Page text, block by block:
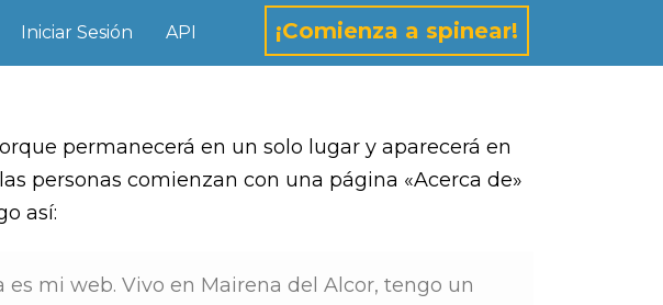
Iniciar Sesión API ¡Comienza a spinear!
permanecerá en un solo lugar y aparecerá en
personas comienzan con una página «Acerca de»
así:
es mi web. Vivo en Mairena del Alcor, tengo un